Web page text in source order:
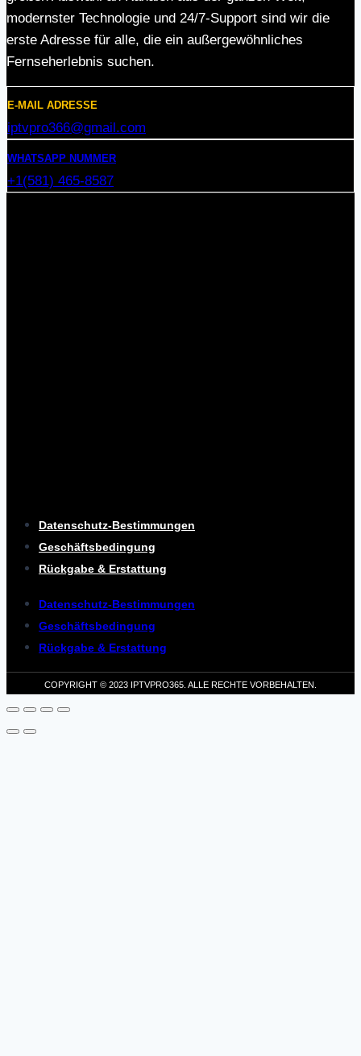
modernster Technologie und 24/7-Support sind wir die
erste Adresse für alle, die ein außergewöhnliches
Fernseherlebnis suchen.
E-MAIL ADRESSE
iptvpro366@gmail.com
WHATSAPP NUMMER
+1(581) 465-8587
Datenschutz-Bestimmungen
Geschäftsbedingung
Rückgabe & Erstattung
Datenschutz-Bestimmungen
Geschäftsbedingung
Rückgabe & Erstattung
COPYRIGHT © 2023 IPTVPRO365. ALLE RECHTE VORBEHALTEN.